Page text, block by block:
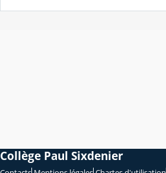
Collège Paul Sixdenier